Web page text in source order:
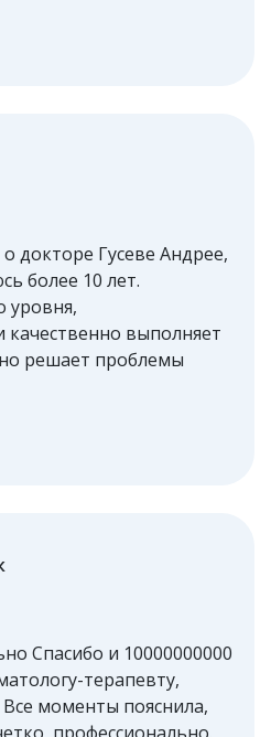
докторе Гусеве Андрее,
более 10 лет.
уровня,
выполняет
решает проблемы
Спасибо и 10000000000
терапевту,
моменты пояснила,